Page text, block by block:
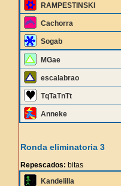
RAMPESTINSKI
Cachorra
Sogab
MGae
escalabrao
TqTaTnTt
Anneke
Ronda eliminatoria 3
Repescados: bitas
Kandelilla